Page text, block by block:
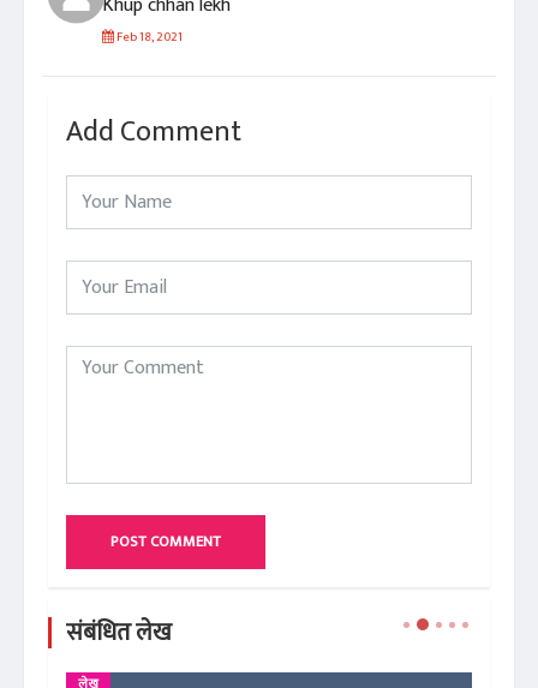
Feb 18, 2021
Add Comment
POST COMMENT
संबंधित लेख